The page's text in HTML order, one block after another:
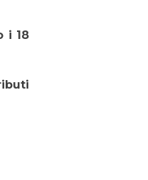
i 18